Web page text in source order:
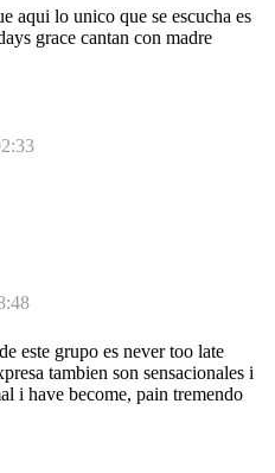
aqui lo unico que se escucha es
grace cantan con madre
este grupo es never too late
tambien son sensacionales i
i have become, pain tremendo